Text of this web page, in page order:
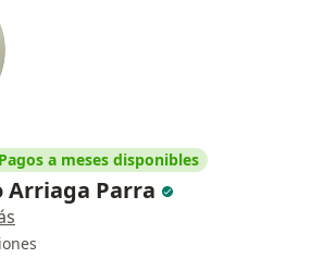
Pagos a meses disponibles
Arriaga Parra